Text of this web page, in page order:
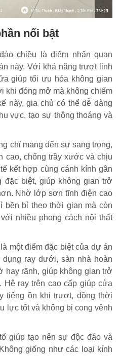
nổi bật
chiều là điểm nhấn quan
này. Với khả năng trượt linh
giúp tối ưu hóa không gian
khi đóng mở mà không chiếm
này, gia chủ có thể dễ dàng
vực, tạo sự thông thoáng và
chỉ mang đến sự sang trọng,
cao, chống trầy xước và chịu
kết hợp cùng cánh kính gân
đặc biệt, giúp không gian trở
Nhờ lớp sơn tĩnh điện cao
bền bỉ theo thời gian mà còn
nhiều phong cách nội thất
một điểm đặc biệt của dự án
ray dưới, sàn nhà hoàn
hay rãnh, giúp không gian trở
Hệ ray trên cao cấp giúp cửa
tiếng ồn khi trượt, đồng thời
lực tốt và không bị cong vênh
giúp tạo nên sự độc đáo và
giống như các loại kính